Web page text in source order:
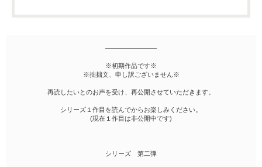
――――――――
※初期作品です※
※拙拙文、申し訳ございません※
再読したいとのお声を受け、再公開させていただきます。
シリーズ１作目を読んでからお楽しみください。
(現在１作目は非公開中です)
シリーズ 第二弾